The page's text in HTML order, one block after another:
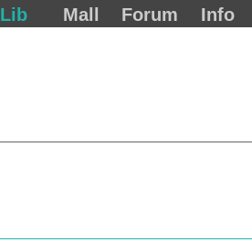
Lib Mall Forum Info